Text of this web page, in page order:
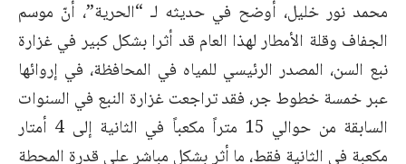
محمد نور خليل، أوضح في حديثه لـ “الحرية”، أنّ موسم
الجفاف وقلة الأمطار لهذا العام قد أثرا بشكل كبير في غزارة
نبع السن، المصدر الرئيسي للمياه في المحافظة، في إروائها
عبر خمسة خطوط جر، فقد تراجعت غزارة النبع في السنوات
السابقة من حوالي 15 متراً مكعباً في الثانية إلى 4 أمتار
مكعبة في الثانية فقط، ما أثر بشكل مباشر على قدرة المحطة